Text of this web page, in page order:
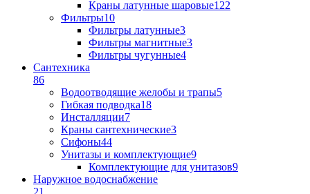
Краны латунные шаровые122
Фильтры10
Фильтры латунные3
Фильтры магнитные3
Фильтры чугунные4
Сантехника
86
Водоотводящие желобы и трапы5
Гибкая подводка18
Инсталляции7
Краны сантехнические3
Сифоны44
Унитазы и комплектующие9
Комплектующие для унитазов9
Наружное водоснабжение